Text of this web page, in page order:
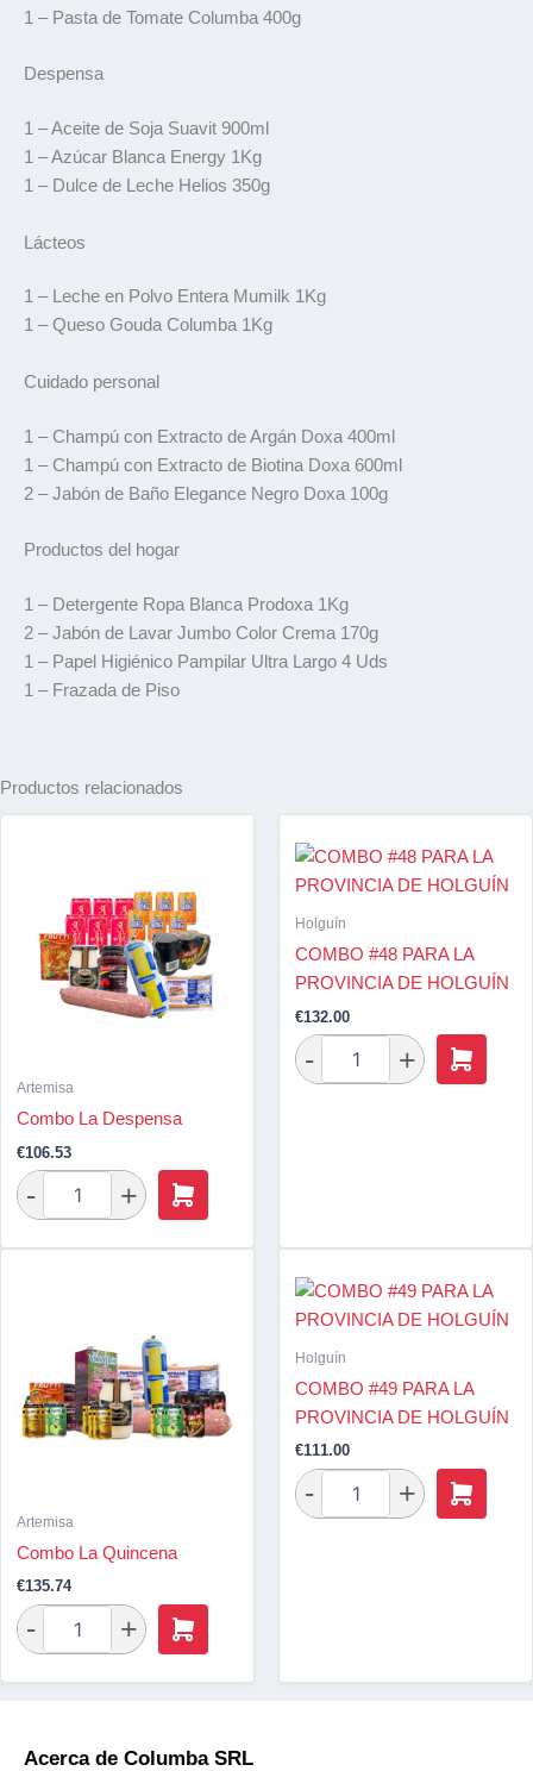
1 – Pasta de Tomate Columba 400g
Despensa
1 – Aceite de Soja Suavit 900ml
1 – Azúcar Blanca Energy 1Kg
1 – Dulce de Leche Helios 350g
Lácteos
1 – Leche en Polvo Entera Mumilk 1Kg
1 – Queso Gouda Columba 1Kg
Cuidado personal
1 – Champú con Extracto de Argán Doxa 400ml
1 – Champú con Extracto de Biotina Doxa 600ml
2 – Jabón de Baño Elegance Negro Doxa 100g
Productos del hogar
1 – Detergente Ropa Blanca Prodoxa 1Kg
2 – Jabón de Lavar Jumbo Color Crema 170g
1 – Papel Higiénico Pampilar Ultra Largo 4 Uds
1 – Frazada de Piso
Productos relacionados
Artemisa
Combo La Despensa
€106.53
Holguín
COMBO #48 PARA LA
PROVINCIA DE HOLGUÍN
€132.00
Artemisa
Combo La Quincena
€135.74
Holguín
COMBO #49 PARA LA
PROVINCIA DE HOLGUÍN
€111.00
Acerca de Columba SRL